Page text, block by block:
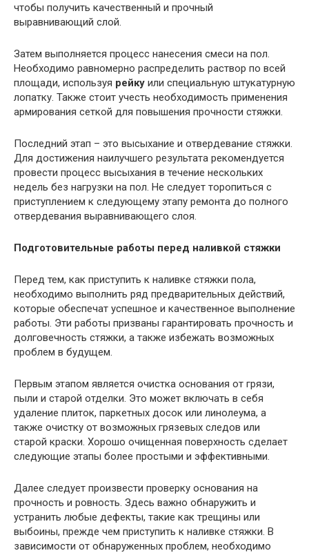
чтобы получить качественный и прочный
выравнивающий слой.
Затем выполняется процесс нанесения смеси на пол.
Необходимо равномерно распределить раствор по всей
площади, используя рейку или специальную штукатурную
лопатку. Также стоит учесть необходимость применения
армирования сеткой для повышения прочности стяжки.
Последний этап – это высыхание и отвердевание стяжки.
Для достижения наилучшего результата рекомендуется
провести процесс высыхания в течение нескольких
недель без нагрузки на пол. Не следует торопиться с
приступлением к следующему этапу ремонта до полного
отвердевания выравнивающего слоя.
Подготовительные работы перед наливкой стяжки
Перед тем, как приступить к наливке стяжки пола,
необходимо выполнить ряд предварительных действий,
которые обеспечат успешное и качественное выполнение
работы. Эти работы призваны гарантировать прочность и
долговечность стяжки, а также избежать возможных
проблем в будущем.
Первым этапом является очистка основания от грязи,
пыли и старой отделки. Это может включать в себя
удаление плиток, паркетных досок или линолеума, а
также очистку от возможных грязевых следов или
старой краски. Хорошо очищенная поверхность сделает
следующие этапы более простыми и эффективными.
Далее следует произвести проверку основания на
прочность и ровность. Здесь важно обнаружить и
устранить любые дефекты, такие как трещины или
выбоины, прежде чем приступить к наливке стяжки. В
зависимости от обнаруженных проблем, необходимо